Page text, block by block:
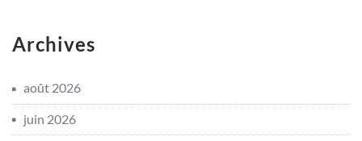
Archives
août 2026
juin 2026